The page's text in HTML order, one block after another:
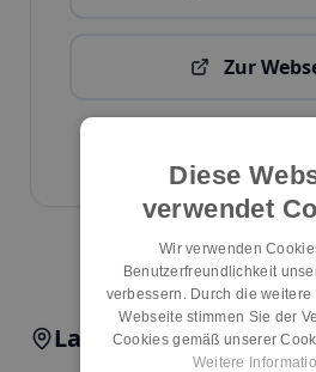
Zur
Kita melden
Lage & Anfahrt
Diese
verwendet
Wir verwenden
Benutzerfreundlichkeit
verbessern. Durch die
Webseite stimmen Sie der
Cookies gemäß unserer
Weitere